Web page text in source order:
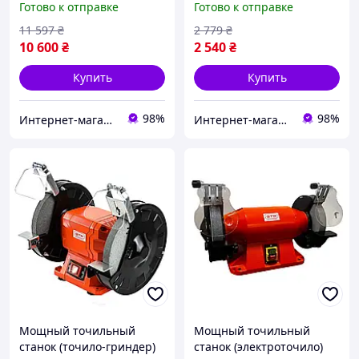
MDB100/200HD : 900 Вт,
200 мм диск (11)
Готово к отправке
10 600₴
11 597 ₴
Купить
Интернет-магазин "Shop Hub" 98%
150 мм диск,
бесщеточный(11)
Готово к отправке
2 540₴
2 779 ₴
Купить
Интернет-магазин "Shop Hub" 98%
Мощный точильный
станок (точило-гриндер)
Мощный точильный
станок (электроточило)